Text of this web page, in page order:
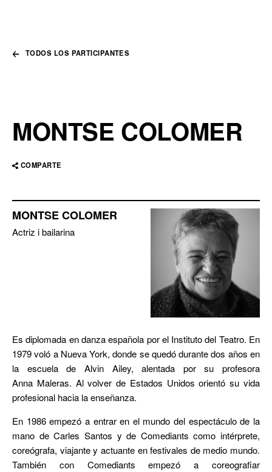
TODOS LOS PARTICIPANTES
MONTSE COLOMER
COMPARTE
MONTSE COLOMER
Actriz i bailarina
Es diplomada en danza española por el Instituto del Teatro. En
1979 voló a Nueva York, donde se quedó durante dos años en
la escuela de Alvin Ailey, alentada por su profesora
Anna Maleras. Al volver de Estados Unidos orientó su vida
profesional hacia la enseñanza.
En 1986 empezó a entrar en el mundo del espectáculo de la
mano de Carles Santos y de Comediants como intérprete,
coreógrafa, viajante y actuante en festivales de medio mundo.
También con Comediants empezó a coreografiar